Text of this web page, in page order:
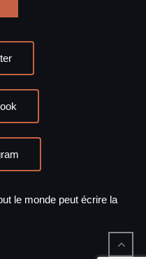
le monde peut écrire la